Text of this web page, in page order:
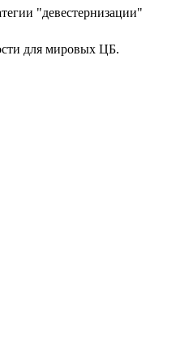
"девестернизации"
для мировых ЦБ.